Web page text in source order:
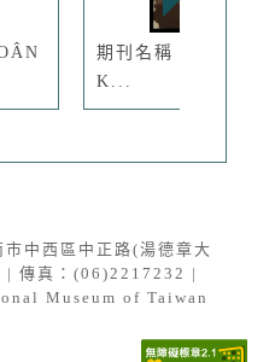
期刊名稱：TÂI-
K...
中西區中正路(湯德章大
傳真：(06)2217232 |
Museum of Taiwan